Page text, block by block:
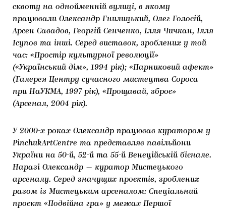
сквоту на однойменній вулиці, в якому
працювали Олександр Гнилицький, Олег Голосій,
Арсен Савадов, Георгій Сенченко, Ілля Чичкан, Ілля
Ісупов та інші. Серед виставок, зроблених у той
час: «Простір культурної революції»
(«Український дім», 1994 рік); «Парниковий афект»
(Галерея Центру сучасного мистецтва Сороса
при НаУКМА, 1997 рік), «Прощавай, зброє»
(Арсенал, 2004 рік).
У 2000-х роках Олександр працював куратором у
PinchukArtCentre та представляв павільйони
України на 50-й, 52-й та 55-й Венеційській бієнале.
Наразі Олександр — куратор Мистецького
арсеналу. Серед значущих проєктів, зроблених
разом із Мистецьким арсеналом: Спеціальний
проєкт «Подвійна гра» у межах Першої